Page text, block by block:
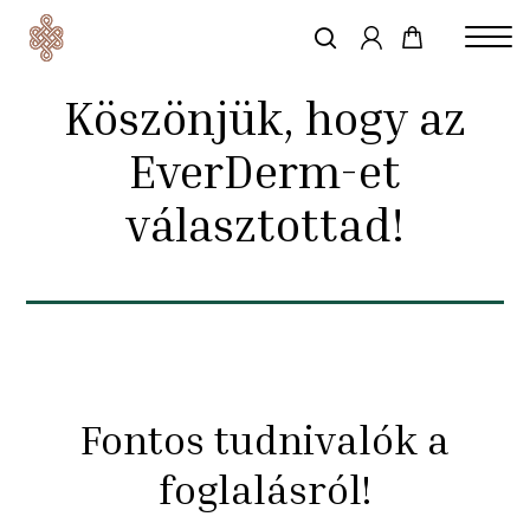
keresés
Köszönjük, hogy az
EverDerm-et
választottad!
Fontos tudnivalók a
foglalásról!